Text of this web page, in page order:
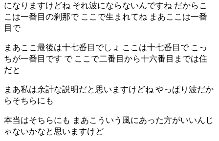
になりますけどね それ波にならないんですね だからこ
こは一番目の刹那で ここで生まれてね まあここは一番
目で
まあここ最後は十七番目でしょ ここは十七番目で こっ
ちが一番目です で ここで二番目から十六番目までは住
だと
まあ私は余計な説明だと思いますけどね やっぱり波だか
らそちらにも
本当はそちらにも まあこういう風にあった方がいいんじ
ゃないかなと思いますけど